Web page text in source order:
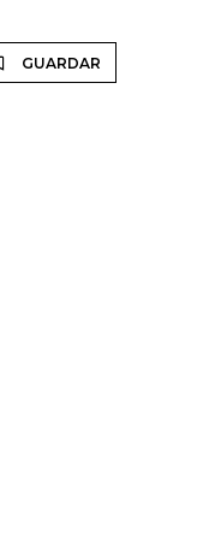
GUARDAR